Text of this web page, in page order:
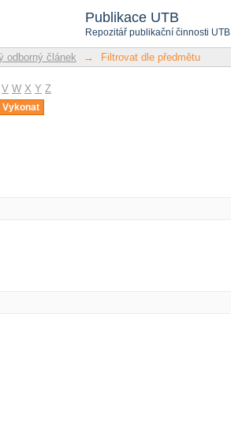
Publikace UTB
Repozitář publikační činnosti UTB
odborný článek → Filtrovat dle předmětu
V W X Y Z